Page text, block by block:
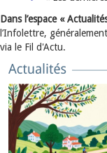
Dans l’espace «
l’Infolettre,
via le Fil d'Actu.